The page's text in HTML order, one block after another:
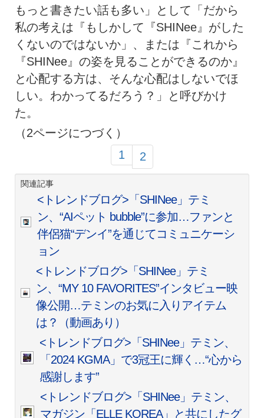
もっと書きたい話も多い」として「だから
私の考えは『もしかして『SHINee』がした
くないのではないか」、または『これから
『SHINee』の姿を見ることができるのか』
と心配する方は、そんな心配はしないでほ
しい。わかってるだろう？」と呼びかけ
た。
（2ページにつづく）
1
2
関連記事
<トレンドブログ>「SHINee」テミ
ン、“AIペット bubble”に参加…ファンと
伴侶猫“デンイ”を通じてコミュニケーシ
ョン
<トレンドブログ>「SHINee」テミ
ン、“MY 10 FAVORITES”インタビュー映
像公開…テミンのお気に入りアイテム
は？（動画あり）
<トレンドブログ>「SHINee」テミン、
「2024 KGMA」で3冠王に輝く…“心から
感謝します”
<トレンドブログ>「SHINee」テミン、
マガジン「ELLE KOREA」と共にしたグ